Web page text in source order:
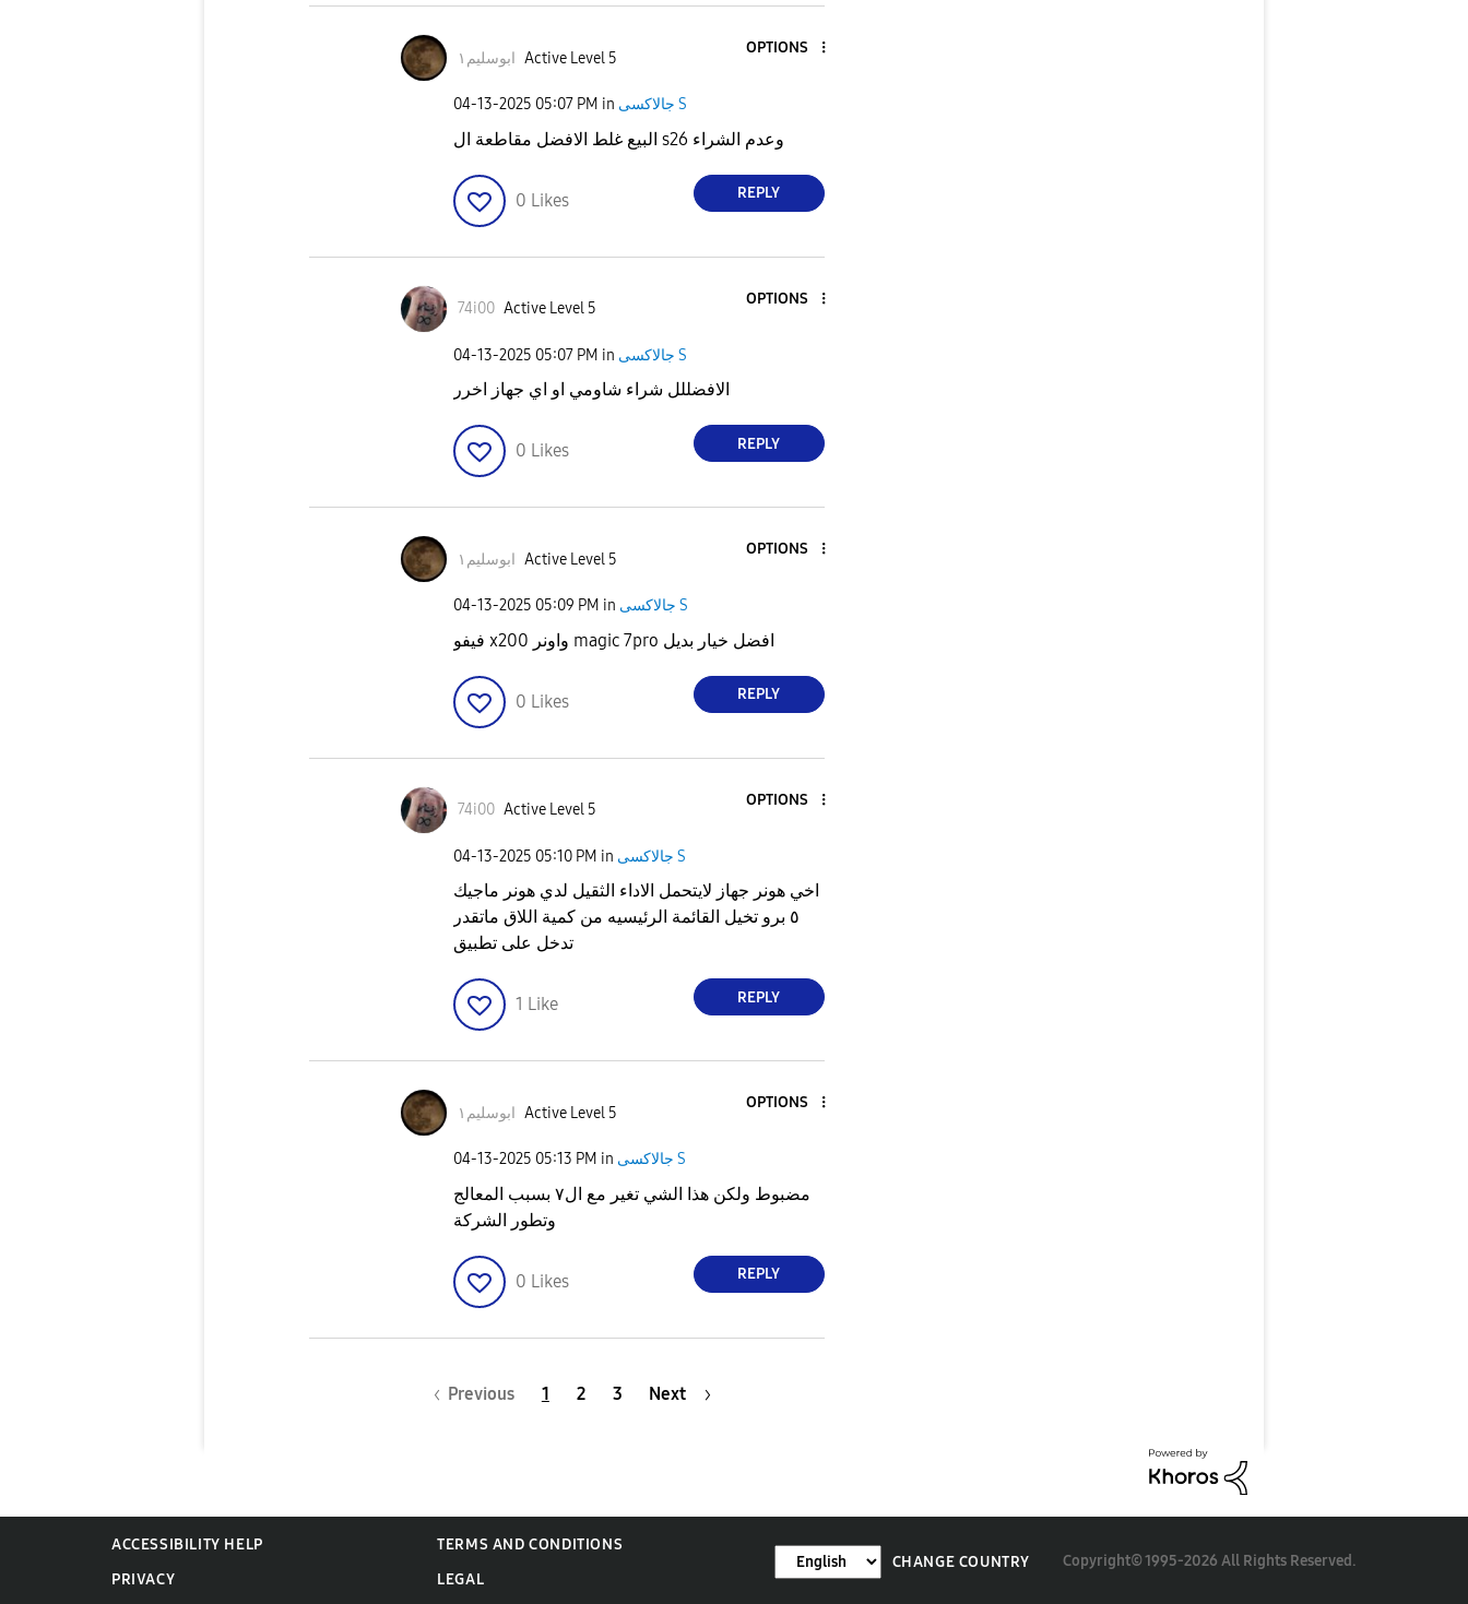
ابوسليم١ Active Level 5
OPTIONS
‎04-13-2025 05:07 PM in جالاكسى S
البيع غلط الافضل مقاطعة ال s26 وعدم الشراء
0 Likes REPLY
74i00 Active Level 5
OPTIONS
‎04-13-2025 05:07 PM in جالاكسى S
الافضللل شراء شاومي او اي جهاز اخرر
0 Likes REPLY
ابوسليم١ Active Level 5
OPTIONS
‎04-13-2025 05:09 PM in جالاكسى S
فيفو x200 واونر magic 7pro افضل خيار بديل
0 Likes REPLY
74i00 Active Level 5
OPTIONS
‎04-13-2025 05:10 PM in جالاكسى S
اخي هونر جهاز لايتحمل الاداء الثقيل لدي هونر ماجيك
٥ برو تخيل القائمة الرئيسيه من كمية اللاق ماتقدر
تدخل على تطبيق
1 Like REPLY
ابوسليم١ Active Level 5
OPTIONS
‎04-13-2025 05:13 PM in جالاكسى S
مضبوط ولكن هذا الشي تغير مع ال٧ بسبب المعالج
وتطور الشركة
0 Likes REPLY
Previous 1 2 3 Next
ACCESSIBILITY HELP
TERMS AND CONDITIONS
PRIVACY
LEGAL
CHANGE COUNTRY Copyright© 1995-2026 All Rights Reserved.